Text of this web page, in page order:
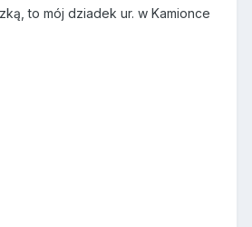
to mój dziadek ur. w Kamionce